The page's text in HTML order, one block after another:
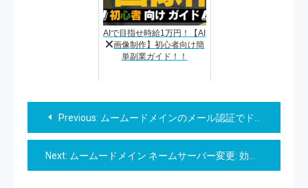
AIで目指せ時給1万円！【AI
画像制作】初心者向け簡
単副業ガイド！！
投
稿
ナ
Previous: ムームードメインのメール認証でドメインを守る、一歩先行くセキュリティ対策
Next: ムームードメイン ネームサーバー変更: 効率的なウェブサイト管理のための完全ガイド